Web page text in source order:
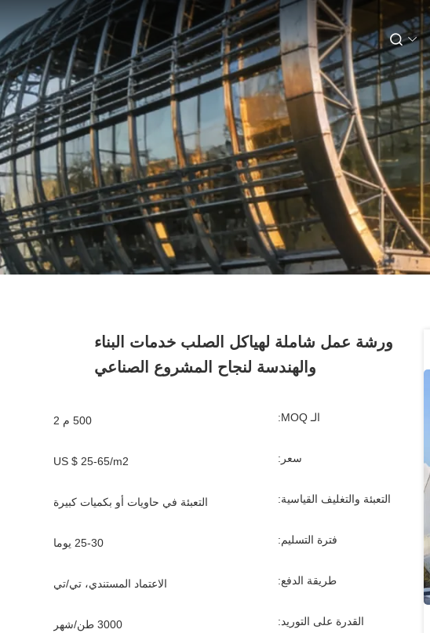
ورشة عمل شاملة لهياكل الصلب خدمات البناء
والهندسة لنجاح المشروع الصناعي
الـ MOQ: 500 م 2
سعر: US $ 25-65/m2
التعبئة والتغليف القياسية: التعبئة في حاويات أو بكميات كبيرة
فترة التسليم: 25-30 يوما
طريقة الدفع: الاعتماد المستندي، تي/تي
القدرة على التوريد: 3000 طن/شهر